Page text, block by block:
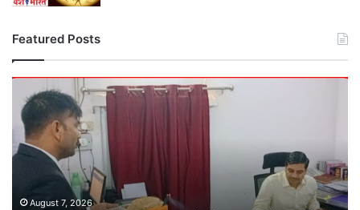
Featured Posts
‘खातिरदारी’
विरोध:
अतिक्रमण
वकीलAugust 7, 2026